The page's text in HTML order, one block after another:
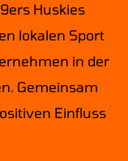
Huskies
lokalen Sport
in der
Gemeinsam
Einfluss